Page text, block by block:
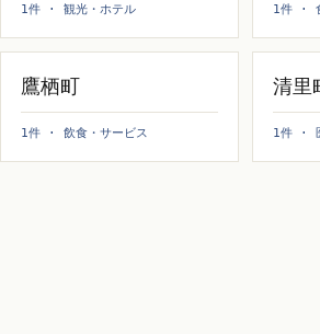
1件 · 観光・ホテル 1件 ·
鷹栖町
1件 · 飲食・サービス
清里
1件 ·